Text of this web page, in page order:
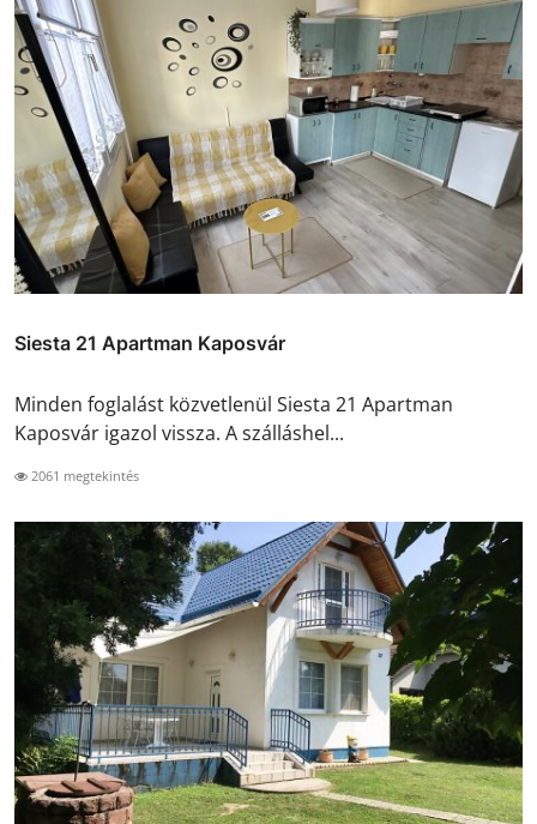
Siesta 21 Apartman Kaposvár
Minden foglalást közvetlenül Siesta 21 Apartman
Kaposvár igazol vissza. A szálláshel...
2061 megtekintés